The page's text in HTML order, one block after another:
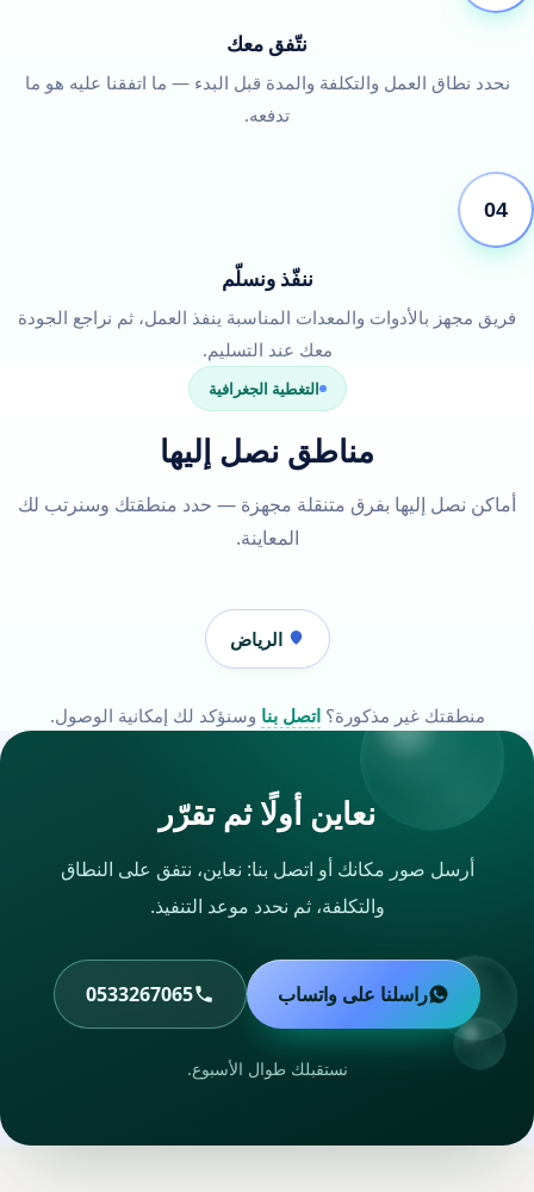
نتّفق معك
نحدد نطاق العمل والتكلفة والمدة قبل البدء — ما اتفقنا عليه هو ما
تدفعه.
04
ننفّذ ونسلّم
فريق مجهز بالأدوات والمعدات المناسبة ينفذ العمل، ثم نراجع الجودة
معك عند التسليم.
التغطية الجغرافية
مناطق نصل إليها
أماكن نصل إليها بفرق متنقلة مجهزة — حدد منطقتك وسنرتب لك
المعاينة.
الرياض
منطقتك غير مذكورة؟اتصل بنا وسنؤكد لك إمكانية الوصول.
نعاين أولًا ثم تقرّر
أرسل صور مكانك أو اتصل بنا: نعاين، نتفق على النطاق
والتكلفة، ثم نحدد موعد التنفيذ.
راسلنا على واتساب 0533267065
نستقبلك طوال الأسبوع.